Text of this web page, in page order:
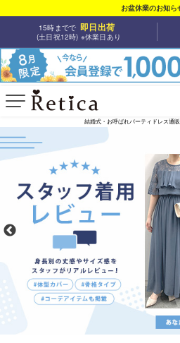
お盆休業のお知ら
15時までで 即日出荷
(土日祝12時) ※休業日あり
結婚式・お呼ばれパーティドレス通